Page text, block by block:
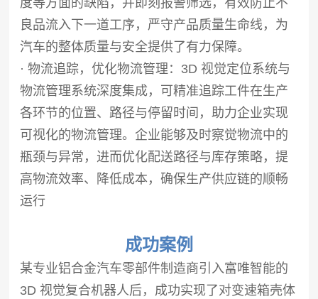
度等方面的缺陷，并即刻报警筛选，有效防止不
良品流入下一道工序，严守产品质量生命线，为
汽车的整体质量与安全提供了有力保障。
· 物流追踪，优化物流管理：3D 视觉定位系统与
物流管理系统深度集成，可精准追踪工件在生产
各环节的位置、路径与停留时间，助力企业实现
可视化的物流管理。企业能够及时察觉物流中的
瓶颈与异常，进而优化配送路径与库存策略，提
高物流效率、降低成本，确保生产供应链的顺畅
运行
成功案例
某专业铝合金汽车零部件制造商引入富唯智能的
3D 视觉复合机器人后，成功实现了对变速箱壳体